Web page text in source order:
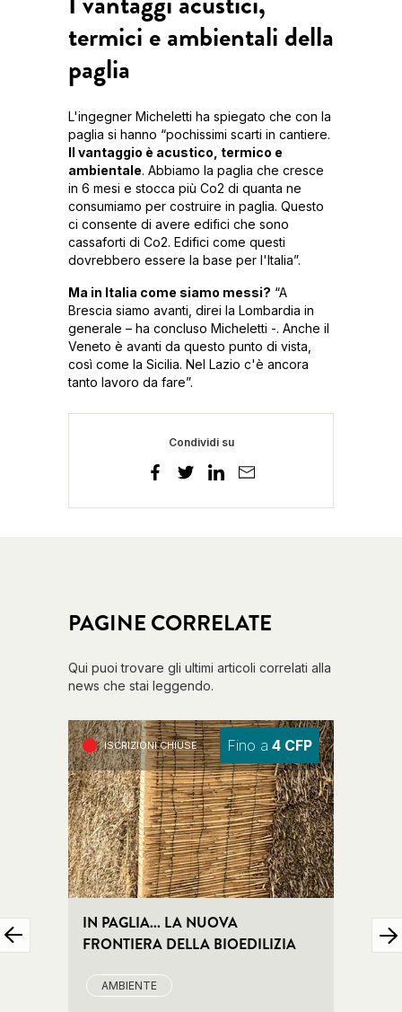
termici e ambientali della
paglia
L'ingegner Micheletti ha spiegato che con la
paglia si hanno “pochissimi scarti in cantiere.
Il vantaggio è acustico, termico e
ambientale. Abbiamo la paglia che cresce
in 6 mesi e stocca più Co2 di quanta ne
consumiamo per costruire in paglia. Questo
ci consente di avere edifici che sono
cassaforti di Co2. Edifici come questi
dovrebbero essere la base per l'Italia”.
Ma in Italia come siamo messi? “A
Brescia siamo avanti, direi la Lombardia in
generale – ha concluso Micheletti -. Anche il
Veneto è avanti da questo punto di vista,
così come la Sicilia. Nel Lazio c'è ancora
tanto lavoro da fare”.
Condividi su
PAGINE CORRELATE
Qui puoi trovare gli ultimi articoli correlati alla
news che stai leggendo.
ISCRIZIONI CHIUSE Fino a 4 CFP
IN PAGLIA... LA NUOVA
FRONTIERA DELLA BIOEDILIZIA
AMBIENTE
LA